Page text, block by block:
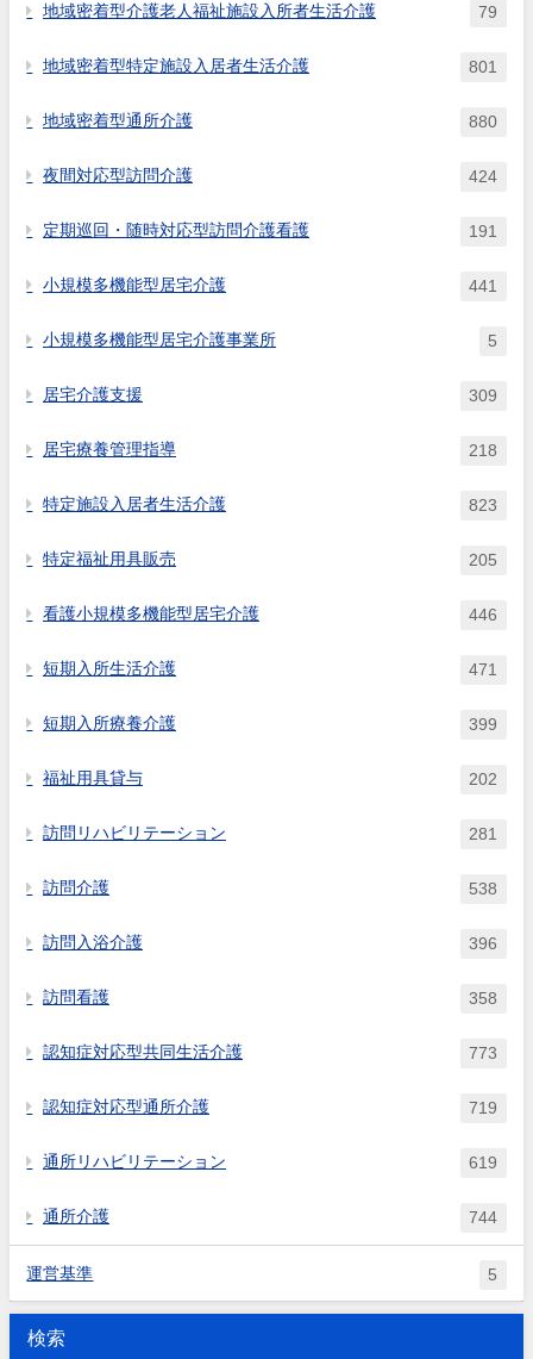
地域密着型介護老人福祉施設入所者生活介護 79
地域密着型特定施設入居者生活介護 801
地域密着型通所介護 880
夜間対応型訪問介護 424
定期巡回・随時対応型訪問介護看護 191
小規模多機能型居宅介護 441
小規模多機能型居宅介護事業所 5
居宅介護支援 309
居宅療養管理指導 218
特定施設入居者生活介護 823
特定福祉用具販売 205
看護小規模多機能型居宅介護 446
短期入所生活介護 471
短期入所療養介護 399
福祉用具貸与 202
訪問リハビリテーション 281
訪問介護 538
訪問入浴介護 396
訪問看護 358
認知症対応型共同生活介護 773
認知症対応型通所介護 719
通所リハビリテーション 619
通所介護 744
運営基準 5
検索